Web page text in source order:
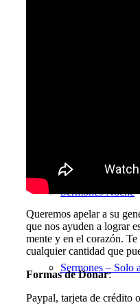
Sermones Noche
Sermones – Solo
Queremos apelar a su
que nos ayuden a lograr
mente y en el corazón.
cualquier cantidad que
Formas de Donar:
Paypal, tarjeta de crédito